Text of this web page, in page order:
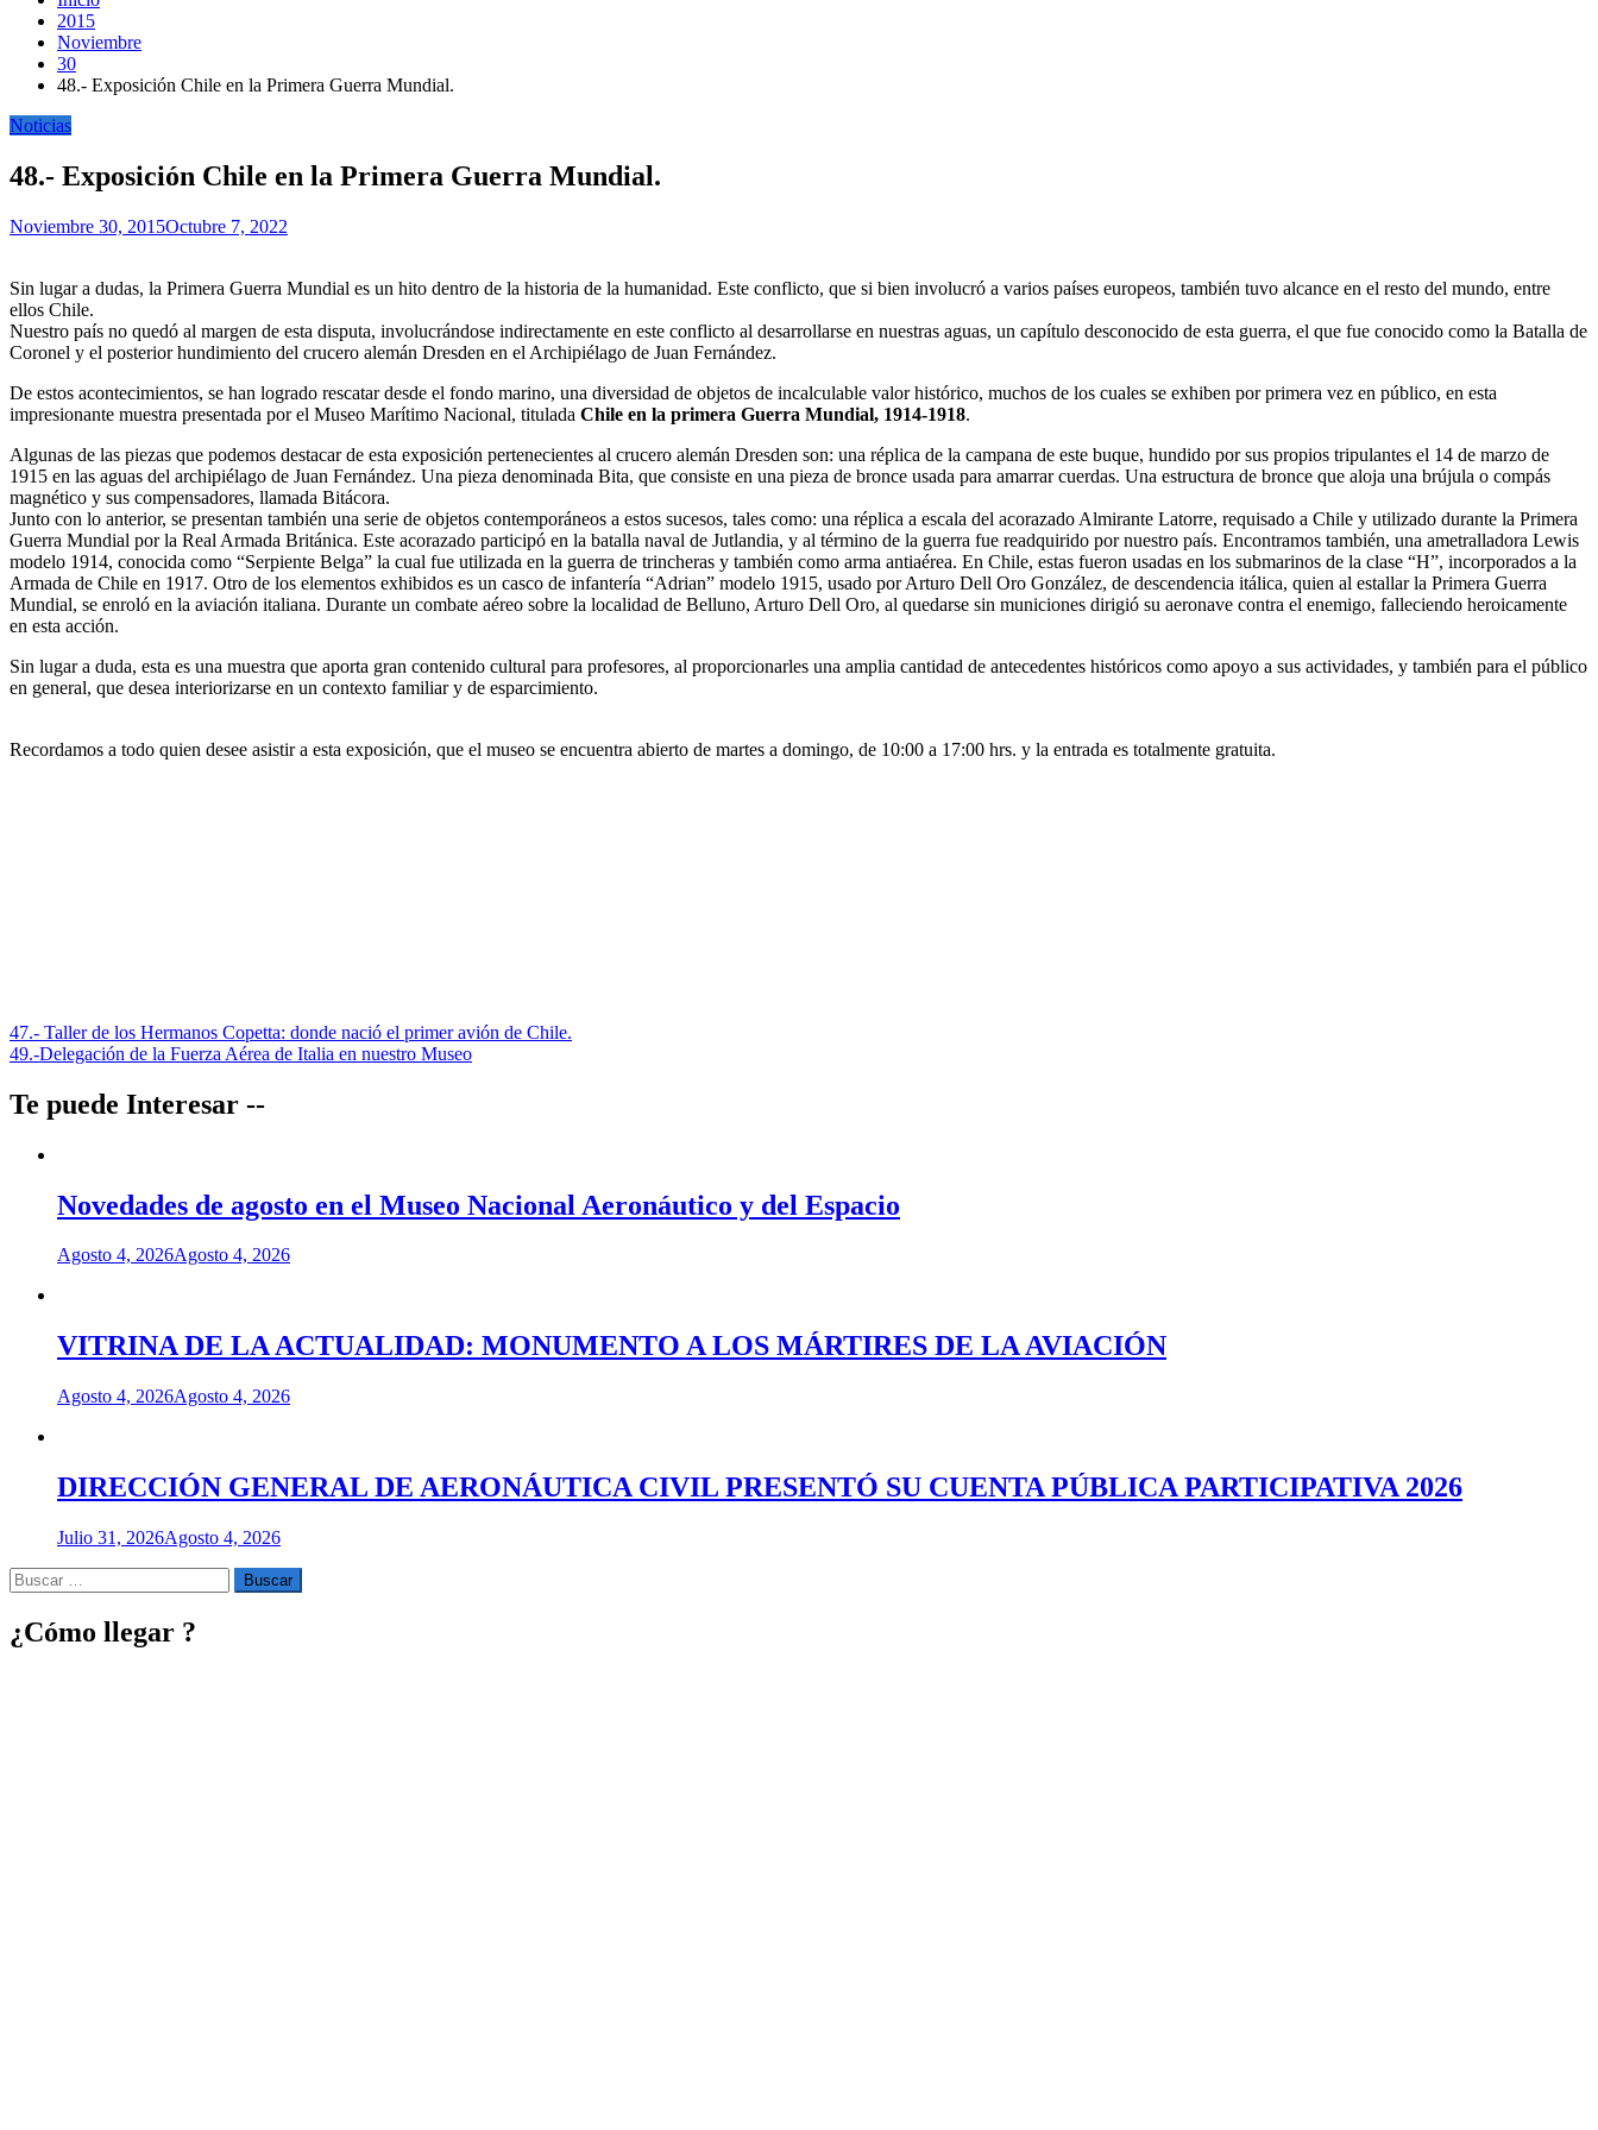
2015
Noviembre
30
48.- Exposición Chile en la Primera Guerra Mundial.
Noticias
48.- Exposición Chile en la Primera Guerra Mundial.
Noviembre 30, 2015Octubre 7, 2022
Sin lugar a dudas, la Primera Guerra Mundial es un hito dentro de la historia de la humanidad. Este conflicto, que si bien involucró a varios países europeos, también tuvo alcance en el resto del mundo, entre
ellos Chile.
Nuestro país no quedó al margen de esta disputa, involucrándose indirectamente en este conflicto al desarrollarse en nuestras aguas, un capítulo desconocido de esta guerra, el que fue conocido como la Batalla de
Coronel y el posterior hundimiento del crucero alemán Dresden en el Archipiélago de Juan Fernández.
De estos acontecimientos, se han logrado rescatar desde el fondo marino, una diversidad de objetos de incalculable valor histórico, muchos de los cuales se exhiben por primera vez en público, en esta
impresionante muestra presentada por el Museo Marítimo Nacional, titulada Chile en la primera Guerra Mundial, 1914-1918.
Algunas de las piezas que podemos destacar de esta exposición pertenecientes al crucero alemán Dresden son: una réplica de la campana de este buque, hundido por sus propios tripulantes el 14 de marzo de
1915 en las aguas del archipiélago de Juan Fernández. Una pieza denominada Bita, que consiste en una pieza de bronce usada para amarrar cuerdas. Una estructura de bronce que aloja una brújula o compás
magnético y sus compensadores, llamada Bitácora.
Junto con lo anterior, se presentan también una serie de objetos contemporáneos a estos sucesos, tales como: una réplica a escala del acorazado Almirante Latorre, requisado a Chile y utilizado durante la Primera
Guerra Mundial por la Real Armada Británica. Este acorazado participó en la batalla naval de Jutlandia, y al término de la guerra fue readquirido por nuestro país. Encontramos también, una ametralladora Lewis
modelo 1914, conocida como “Serpiente Belga” la cual fue utilizada en la guerra de trincheras y también como arma antiaérea. En Chile, estas fueron usadas en los submarinos de la clase “H”, incorporados a la
Armada de Chile en 1917. Otro de los elementos exhibidos es un casco de infantería “Adrian” modelo 1915, usado por Arturo Dell Oro González, de descendencia itálica, quien al estallar la Primera Guerra
Mundial, se enroló en la aviación italiana. Durante un combate aéreo sobre la localidad de Belluno, Arturo Dell Oro, al quedarse sin municiones dirigió su aeronave contra el enemigo, falleciendo heroicamente
en esta acción.
Sin lugar a duda, esta es una muestra que aporta gran contenido cultural para profesores, al proporcionarles una amplia cantidad de antecedentes históricos como apoyo a sus actividades, y también para el público
en general, que desea interiorizarse en un contexto familiar y de esparcimiento.
Recordamos a todo quien desee asistir a esta exposición, que el museo se encuentra abierto de martes a domingo, de 10:00 a 17:00 hrs. y la entrada es totalmente gratuita.
Navegación
de
entradas
47.- Taller de los Hermanos Copetta: donde nació el primer avión de Chile.
49.-Delegación de la Fuerza Aérea de Italia en nuestro Museo
Te puede Interesar --
Novedades de agosto en el Museo Nacional Aeronáutico y del Espacio
Agosto 4, 2026Agosto 4, 2026
VITRINA DE LA ACTUALIDAD: MONUMENTO A LOS MÁRTIRES DE LA AVIACIÓN
Agosto 4, 2026Agosto 4, 2026
DIRECCIÓN GENERAL DE AERONÁUTICA CIVIL PRESENTÓ SU CUENTA PÚBLICA PARTICIPATIVA 2026
Julio 31, 2026Agosto 4, 2026
Buscar
por:
¿Cómo llegar ?